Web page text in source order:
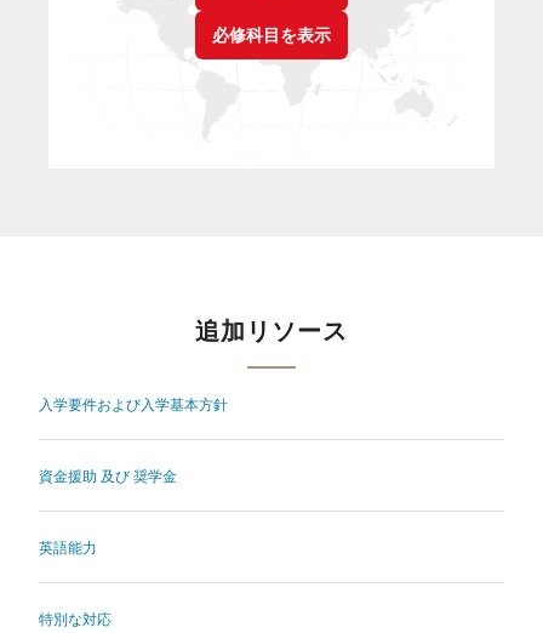
必修科目を表示
追加リソース
入学要件および入学基本方針
資金援助 及び 奨学金
英語能力
特別な対応